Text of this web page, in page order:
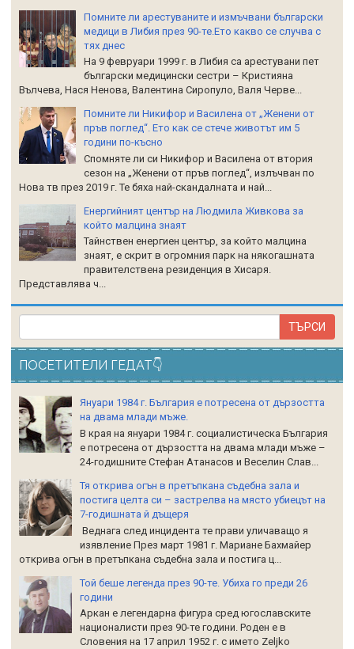
Помните ли арестуваните и измъчвани български
медици в Либия през 90-те.Ето какво се случва с
тях днес
На 9 февруари 1999 г. в Либия са арестувани пет
български медицински сестри – Кристияна
Вълчева, Нася Ненова, Валентина Сиропуло, Валя Черве...
Помните ли Никифор и Василена от „Женени от
пръв поглед“. Ето как се стече животът им 5
години по-късно
Спомняте ли си Никифор и Василена от втория
сезон на „Женени от пръв поглед“, излъчван по
Нова тв през 2019 г. Те бяха най-скандалната и най...
Енергийният център на Людмила Живкова за
който малцина знаят
Тайнствен енергиен център, за който малцина
знаят, е скрит в огромния парк на някогашната
правителствена резиденция в Хисаря.
Представлява ч...
ПОСЕТИТЕЛИ ГЕДАТ👇
Януари 1984 г. България е потресена от дързостта
на двама млади мъже.
В края на януари 1984 г. социалистическа България
е потресена от дързостта на двама млади мъже –
24-годишните Стефан Атанасов и Веселин Слав...
Тя открива огън в претъпкана съдебна зала и
постига целта си – застрелва на място убиецът на
7-годишната й дъщеря
Веднага след инцидента те прави уличаващо я
изявление През март 1981 г. Мариане Бахмайер
открива огън в претъпкана съдебна зала и постига ц...
Той беше легенда през 90-те. Убиха го преди 26
години
Аркан е легендарна фигура сред югославските
националисти през 90-те години. Роден е в
Словения на 17 април 1952 г. с името Zeljko